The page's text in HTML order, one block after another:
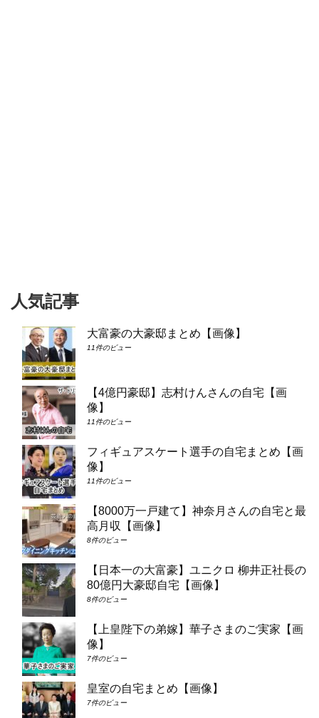
人気記事
大富豪の大豪邸まとめ【画像】
11件のビュー
【4億円豪邸】志村けんさんの自宅【画
像】
11件のビュー
フィギュアスケート選手の自宅まとめ【画
像】
11件のビュー
【8000万一戸建て】神奈月さんの自宅と最
高月収【画像】
8件のビュー
【日本一の大富豪】ユニクロ 柳井正社長の
80億円大豪邸自宅【画像】
8件のビュー
【上皇陛下の弟嫁】華子さまのご実家【画
像】
7件のビュー
皇室の自宅まとめ【画像】
7件のビュー